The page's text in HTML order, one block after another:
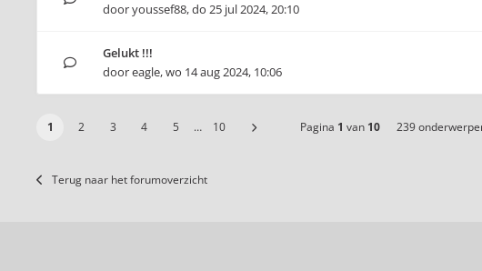
dooryoussef88,do 25 jul 2024, 20:10
Gelukt !!!
dooreagle,wo 14 aug 2024, 10:06
1 2 3 4 5 … 10 Pagina 1 van 10 239
Terug naar het forumoverzicht